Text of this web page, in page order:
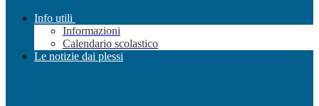
Info utili
Informazioni
Calendario scolastico
Le notizie dai plessi